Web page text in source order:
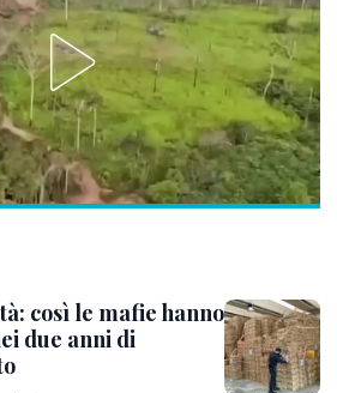
così le mafie hanno
due anni di